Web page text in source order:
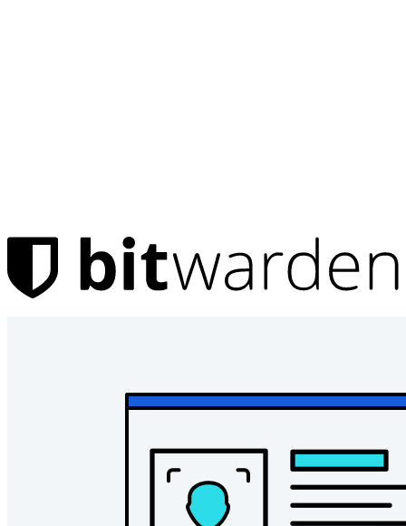
Pour un usage personnel
protéger et protéger leur famille
Sécurité pour vous et votre famille